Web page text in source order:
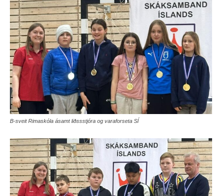
B-sveit Rimaskóla ásamt liðssstjóra og varaforseta SÍ